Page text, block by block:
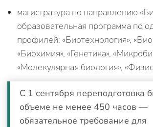
магистратура по направлению
образовательная программа по
профилей: «Биотехнология»,
«Биохимия», «Генетика»,
«Молекулярная биология»,
С 1 сентября переподготовка
объеме не менее 450 часов —
обязательное требование для